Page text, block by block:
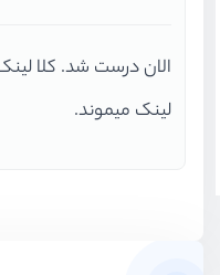
الان درست شد. کلا
لینک میموند.